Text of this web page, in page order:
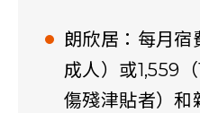
朗欣居：每月宿
成人）或1,559
傷殘津貼者）和